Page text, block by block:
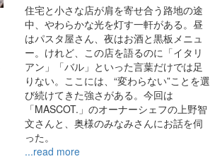
住宅と小さな店が肩を寄せ合う路地の途
中、やわらかな光を灯す一軒がある。昼
はパスタ屋さん、夜はお酒と黒板メニュ
ー。けれど、この店を語るのに「イタリ
アン」「バル」といった言葉だけでは足
りない。ここには、“変わらない”ことを選
び続けてきた強さがある。今回は
「MASCOT.」のオーナーシェフの上野智
文さんと、奥様のみなみさんにお話を伺
った。
...read more